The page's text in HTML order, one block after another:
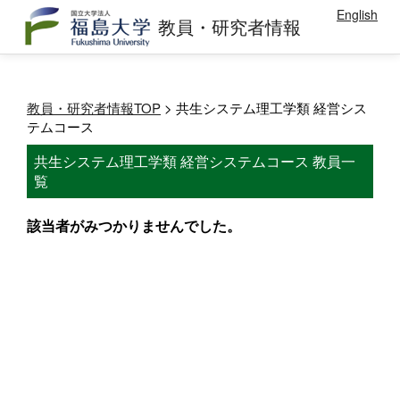
教員・研究者情報 English
教員・研究者情報TOP > 共生システム理工学類 経営シス
テムコース
共生システム理工学類 経営システムコース 教員一
覧
該当者がみつかりませんでした。